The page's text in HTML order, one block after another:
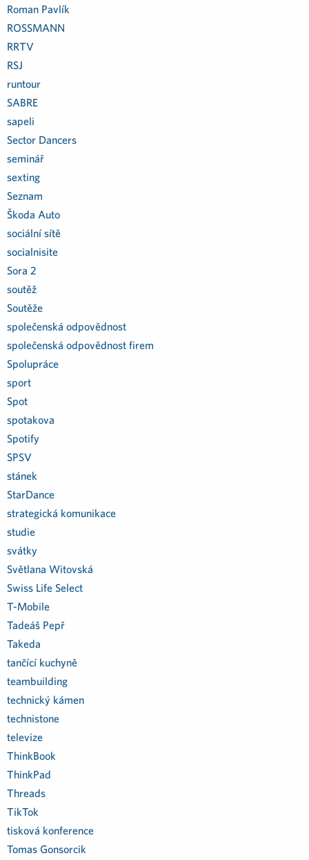
Roman Pavlík
ROSSMANN
RRTV
RSJ
runtour
SABRE
sapeli
Sector Dancers
seminář
sexting
Seznam
Škoda Auto
sociální sítě
socialnisite
Sora 2
soutěž
Soutěže
společenská odpovědnost
společenská odpovědnost firem
Spolupráce
sport
Spot
spotakova
Spotify
SPSV
stánek
StarDance
strategická komunikace
studie
svátky
Světlana Witovská
Swiss Life Select
T-Mobile
Tadeáš Pepř
Takeda
tančící kuchyně
teambuilding
technický kámen
technistone
televize
ThinkBook
ThinkPad
Threads
TikTok
tisková konference
Tomas Gonsorcik